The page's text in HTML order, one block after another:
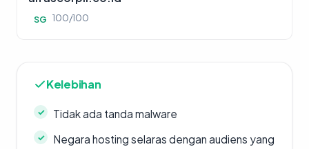
SG 100/100
Kelebihan
Tidak ada tanda malware
Negara hosting selaras dengan audiens yang